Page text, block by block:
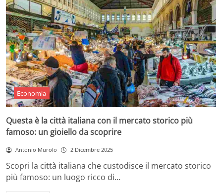
Economia
Questa è la città italiana con il mercato storico più
famoso: un gioiello da scoprire
Antonio Murolo 2 Dicembre 2025
Scopri la città italiana che custodisce il mercato storico
più famoso: un luogo ricco di…